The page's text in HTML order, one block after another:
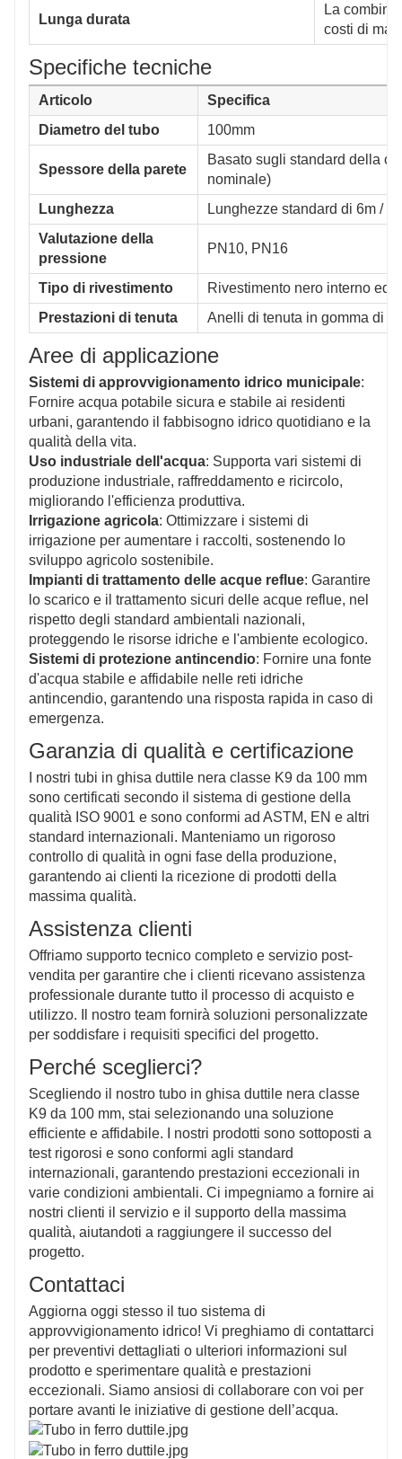
Lunga durata
La
costi di
Specifiche tecniche
Articolo
Specifica
Diametro del tubo
100mm
Spessore della parete
Basato sugli standard della
nominale)
Lunghezza
Lunghezze standard di 6m /
Valutazione della
pressione
PN10, PN16
Tipo di rivestimento
Rivestimento nero interno ed
Prestazioni di tenuta
Anelli di tenuta in gomma di
Aree di applicazione
Sistemi di approvvigionamento idrico municipale:
Fornire acqua potabile sicura e stabile ai residenti
urbani, garantendo il fabbisogno idrico quotidiano e la
qualità della vita.
Uso industriale dell'acqua: Supporta vari sistemi di
produzione industriale, raffreddamento e ricircolo,
migliorando l'efficienza produttiva.
Irrigazione agricola: Ottimizzare i sistemi di
irrigazione per aumentare i raccolti, sostenendo lo
sviluppo agricolo sostenibile.
Impianti di trattamento delle acque reflue: Garantire
lo scarico e il trattamento sicuri delle acque reflue, nel
rispetto degli standard ambientali nazionali,
proteggendo le risorse idriche e l'ambiente ecologico.
Sistemi di protezione antincendio: Fornire una fonte
d'acqua stabile e affidabile nelle reti idriche
antincendio, garantendo una risposta rapida in caso di
emergenza.
Garanzia di qualità e certificazione
I nostri tubi in ghisa duttile nera classe K9 da 100 mm
sono certificati secondo il sistema di gestione della
qualità ISO 9001 e sono conformi ad ASTM, EN e altri
standard internazionali. Manteniamo un rigoroso
controllo di qualità in ogni fase della produzione,
garantendo ai clienti la ricezione di prodotti della
massima qualità.
Assistenza clienti
Offriamo supporto tecnico completo e servizio post-
vendita per garantire che i clienti ricevano assistenza
professionale durante tutto il processo di acquisto e
utilizzo. Il nostro team fornirà soluzioni personalizzate
per soddisfare i requisiti specifici del progetto.
Perché sceglierci?
Scegliendo il nostro tubo in ghisa duttile nera classe
K9 da 100 mm, stai selezionando una soluzione
efficiente e affidabile. I nostri prodotti sono sottoposti a
test rigorosi e sono conformi agli standard
internazionali, garantendo prestazioni eccezionali in
varie condizioni ambientali. Ci impegniamo a fornire ai
nostri clienti il ​​servizio e il supporto della massima
qualità, aiutandoti a raggiungere il successo del
progetto.
Contattaci
Aggiorna oggi stesso il tuo sistema di
approvvigionamento idrico! Vi preghiamo di contattarci
per preventivi dettagliati o ulteriori informazioni sul
prodotto e sperimentare qualità e prestazioni
eccezionali. Siamo ansiosi di collaborare con voi per
portare avanti le iniziative di gestione dell’acqua.